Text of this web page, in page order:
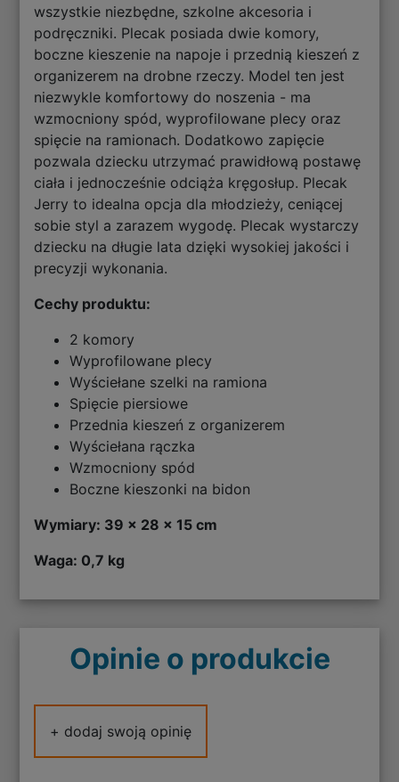
wszystkie niezbędne, szkolne akcesoria i
podręczniki. Plecak posiada dwie komory,
boczne kieszenie na napoje i przednią kieszeń z
organizerem na drobne rzeczy. Model ten jest
niezwykle komfortowy do noszenia - ma
wzmocniony spód, wyprofilowane plecy oraz
spięcie na ramionach. Dodatkowo zapięcie
pozwala dziecku utrzymać prawidłową postawę
ciała i jednocześnie odciąża kręgosłup. Plecak
Jerry to idealna opcja dla młodzieży, ceniącej
sobie styl a zarazem wygodę. Plecak wystarczy
dziecku na długie lata dzięki wysokiej jakości i
precyzji wykonania.
Cechy produktu:
2 komory
Wyprofilowane plecy
Wyściełane szelki na ramiona
Spięcie piersiowe
Przednia kieszeń z organizerem
Wyściełana rączka
Wzmocniony spód
Boczne kieszonki na bidon
Wymiary: 39 x 28 x 15 cm
Waga: 0,7 kg
Opinie o produkcie
+ dodaj swoją opinię